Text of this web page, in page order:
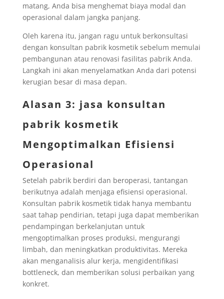
matang, Anda bisa menghemat biaya modal dan
operasional dalam jangka panjang.
Oleh karena itu, jangan ragu untuk berkonsultasi
dengan konsultan pabrik kosmetik sebelum memulai
pembangunan atau renovasi fasilitas pabrik Anda.
Langkah ini akan menyelamatkan Anda dari potensi
kerugian besar di masa depan.
Alasan 3: jasa konsultan
pabrik kosmetik
Mengoptimalkan Efisiensi
Operasional
Setelah pabrik berdiri dan beroperasi, tantangan
berikutnya adalah menjaga efisiensi operasional.
Konsultan pabrik kosmetik tidak hanya membantu
saat tahap pendirian, tetapi juga dapat memberikan
pendampingan berkelanjutan untuk
mengoptimalkan proses produksi, mengurangi
limbah, dan meningkatkan produktivitas. Mereka
akan menganalisis alur kerja, mengidentifikasi
bottleneck, dan memberikan solusi perbaikan yang
konkret.